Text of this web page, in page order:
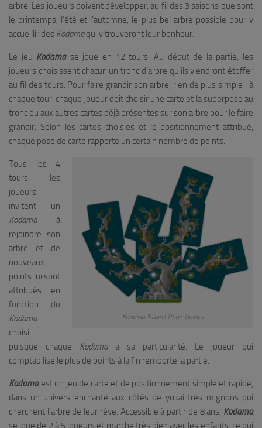
arbre. Les joueurs doivent développer, au fil des 3 saisons que sont
le printemps, l’été et l’automne, le plus bel arbre possible pour y
accueillir des Kodamaqui y trouveront leur bonheur.
Le jeu Kodamase joue en 12 tours. Au début de la partie, les
joueurs choisissent chacun un tronc d’arbre qu’ils viendront étoffer
au fil des tours. Pour faire grandir son arbre, rien de plus simple : à
chaque tour, chaque joueur doit choisir une carte et la superpose au
tronc ou aux autres cartes déjà présentes sur son arbre pour le faire
grandir. Selon les cartes choisies et le positionnement attribué,
chaque pose de carte rapporte un certain nombre de points.
Kodama ©Don’t Panic Games
Tous les 4
tours, les
joueurs
invitent un
Kodamaà
rejoindre son
arbre et de
nouveaux
points lui sont
attribués en
fonction du
Kodama
choisi,
puisque chaque Kodamaa sa particularité. Le joueur qui
comptabilise le plus de points à la fin remporte la partie.
Kodamaest un jeu de carte et de positionnement simple et rapide,
dans un univers enchanté aux côtés de yōkai très mignons qui
cherchent l’arbre de leur rêve. Accessible à partir de 8 ans, Kodama
se joue de 2 à 5 joueurs et marche très bien avec les enfants, ce qui